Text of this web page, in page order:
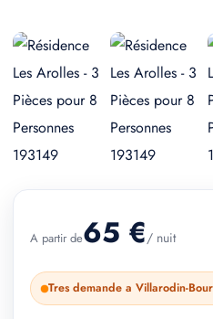
A partir de65 €/ nuit
Tres demande a Villarodin-